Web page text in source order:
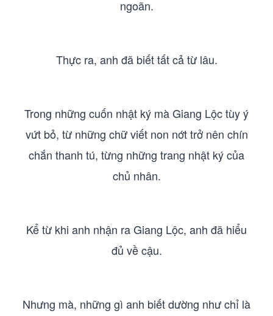
ngoãn.
Thực ra, anh đã biết tất cả từ lâu.
Trong những cuốn nhật ký mà Giang Lộc tùy ý
vứt bỏ, từ những chữ viết non nớt trở nên chín
chắn thanh tú, từng những trang nhật ký của
chủ nhân.
Kể từ khi anh nhận ra Giang Lộc, anh đã hiểu
đủ về cậu.
Nhưng mà, những gì anh biết dường như chỉ là